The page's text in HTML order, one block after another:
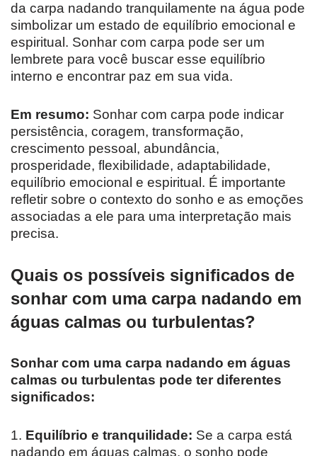
da carpa nadando tranquilamente na água pode
simbolizar um estado de equilíbrio emocional e
espiritual. Sonhar com carpa pode ser um
lembrete para você buscar esse equilíbrio
interno e encontrar paz em sua vida.
Em resumo: Sonhar com carpa pode indicar
persistência, coragem, transformação,
crescimento pessoal, abundância,
prosperidade, flexibilidade, adaptabilidade,
equilíbrio emocional e espiritual. É importante
refletir sobre o contexto do sonho e as emoções
associadas a ele para uma interpretação mais
precisa.
Quais os possíveis significados de
sonhar com uma carpa nadando em
águas calmas ou turbulentas?
Sonhar com uma carpa nadando em águas
calmas ou turbulentas pode ter diferentes
significados:
1. Equilíbrio e tranquilidade: Se a carpa está
nadando em águas calmas, o sonho pode